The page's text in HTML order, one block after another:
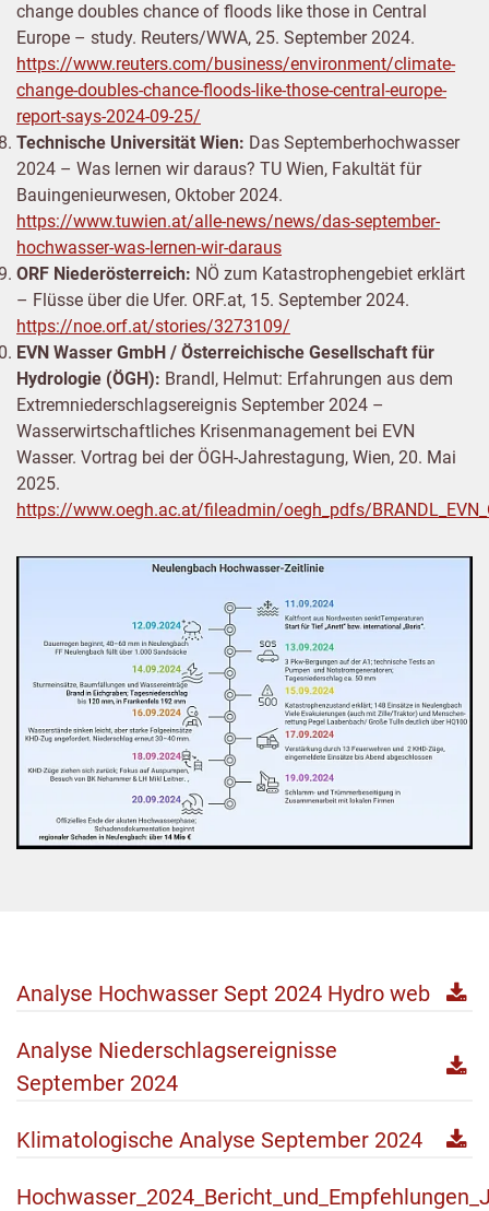
change doubles chance of floods like those in Central
Europe – study. Reuters/WWA, 25. September 2024.
https://www.reuters.com/business/environment/climate-
change-doubles-chance-floods-like-those-central-europe-
report-says-2024-09-25/
Technische Universität Wien: Das Septemberhochwasser
2024 – Was lernen wir daraus? TU Wien, Fakultät für
Bauingenieurwesen, Oktober 2024.
https://www.tuwien.at/alle-news/news/das-september-
hochwasser-was-lernen-wir-daraus
ORF Niederösterreich: NÖ zum Katastrophengebiet erklärt
– Flüsse über die Ufer. ORF.at, 15. September 2024.
https://noe.orf.at/stories/3273109/
EVN Wasser GmbH / Österreichische Gesellschaft für
Hydrologie (ÖGH): Brandl, Helmut: Erfahrungen aus dem
Extremniederschlagsereignis September 2024 –
Wasserwirtschaftliches Krisenmanagement bei EVN
Wasser. Vortrag bei der ÖGH-Jahrestagung, Wien, 20. Mai
2025.
https://www.oegh.ac.at/fileadmin/oegh_pdfs/
Analyse Hochwasser Sept 2024 Hydro web
Analyse Niederschlagsereignisse
September 2024
Klimatologische Analyse September 2024